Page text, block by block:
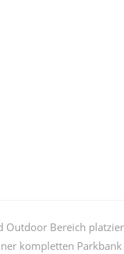
Bereich
kompletten